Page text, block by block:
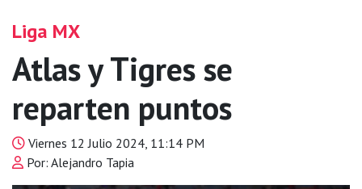
Liga MX
Atlas y Tigres se
reparten puntos
Viernes 12 Julio 2024, 11:14 PM
Por: Alejandro Tapia